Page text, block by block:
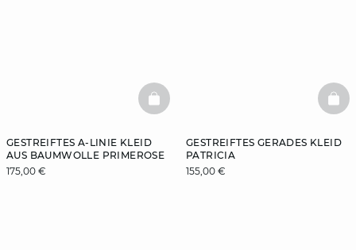
GESTREIFTES A-LINIE KLEID
AUS BAUMWOLLE PRIMEROSE
175,00 €
BASKETFULL
GESTREIFTES GERADES KLEID
PATRICIA
155,00 €